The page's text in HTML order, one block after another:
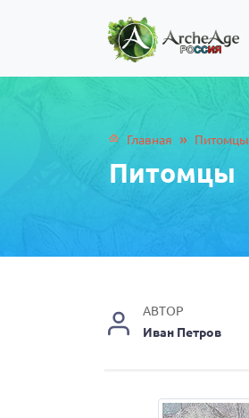
Главная » Питомцы
Питомцы
АВТОР
Иван Петров